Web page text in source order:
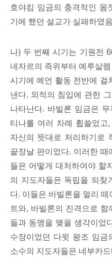
호야킴 임금의 충격적인 몸
기에 했던 설교가 실패하였
나) 두 번째 시기는 기원전
네자르의 즉위부터 예루살
시기에 예언 활동 전반에 걸
낸다. 외적의 침입에 관한
나타난다. 바빌론 임금은
티나를 여러 차례 휩쓸었고
자신의 뜻대로 처리하기로
끝장날 판이었다. 이러한
들은 어떻게 대처하여야 할
의 지도자들은 독립을 되찾
다. 이들은 바빌론을 멀리
트와, 바빌론의 진격으로
들과 동맹을 맺을 생각이었
수장이었던 다윗 왕조 임금
소수의 지도자들은 네부카